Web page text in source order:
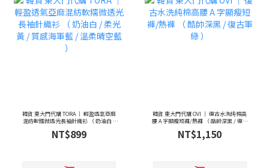
韓貨 東大門代購 TORA ｜ 輕盈透氣亞麻
混紡軟糯微透光長袖針織衫 （ 奶油白 /
NT$899
韓貨 東大門代購 OVI ｜ 復古水洗純棉高
腰 A 字顯瘦短褲/熱褲 （ 酷帥深黑 / 復古
NT$1,150